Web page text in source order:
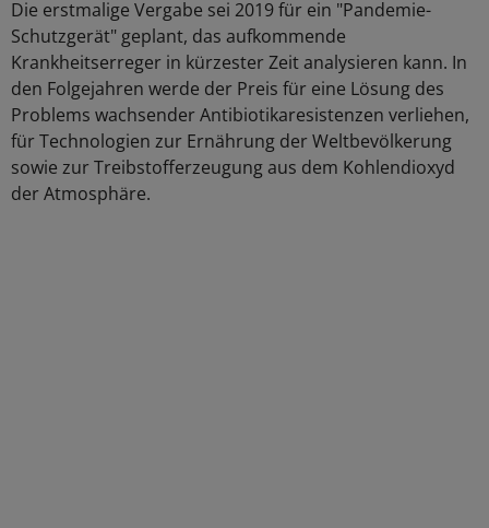
Die erstmalige Vergabe sei 2019 für ein "Pandemie-
Schutzgerät" geplant, das aufkommende
Krankheitserreger in kürzester Zeit analysieren kann. In
den Folgejahren werde der Preis für eine Lösung des
Problems wachsender Antibiotikaresistenzen verliehen,
für Technologien zur Ernährung der Weltbevölkerung
sowie zur Treibstofferzeugung aus dem Kohlendioxyd
der Atmosphäre.